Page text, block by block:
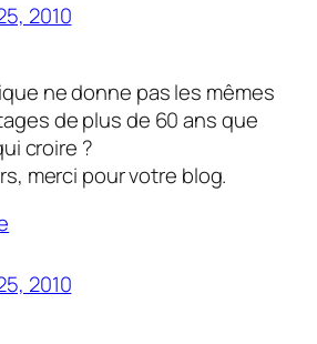
2010
ne donne pas les mêmes
de plus de 60 ans que
croire ?
merci pour votre blog.
2010